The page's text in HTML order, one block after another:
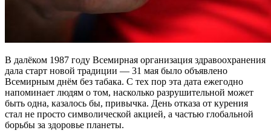
В далёком 1987 году Всемирная организация здравоохранения
дала старт новой традиции — 31 мая было объявлено
Всемирным днём без табака. С тех пор эта дата ежегодно
напоминает людям о том, насколько разрушительной может
быть одна, казалось бы, привычка. День отказа от курения
стал не просто символической акцией, а частью глобальной
борьбы за здоровье планеты.